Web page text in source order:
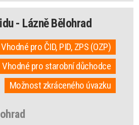
- Lázně Bělohrad
Vhodné pro ČID, PID, ZPS (OZP)
Vhodné pro starobní důchodce
Možnost zkráceného úvazku